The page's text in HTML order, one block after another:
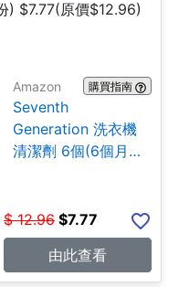
Amazon 購買指南
Seventh
Generation 洗衣機
清潔劑 6個(6個月
$ 12.96 $7.77
由此查看